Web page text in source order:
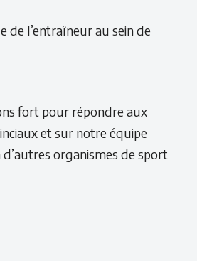
de l’entraîneur au sein de
fort pour répondre aux
et sur notre équipe
organismes de sport